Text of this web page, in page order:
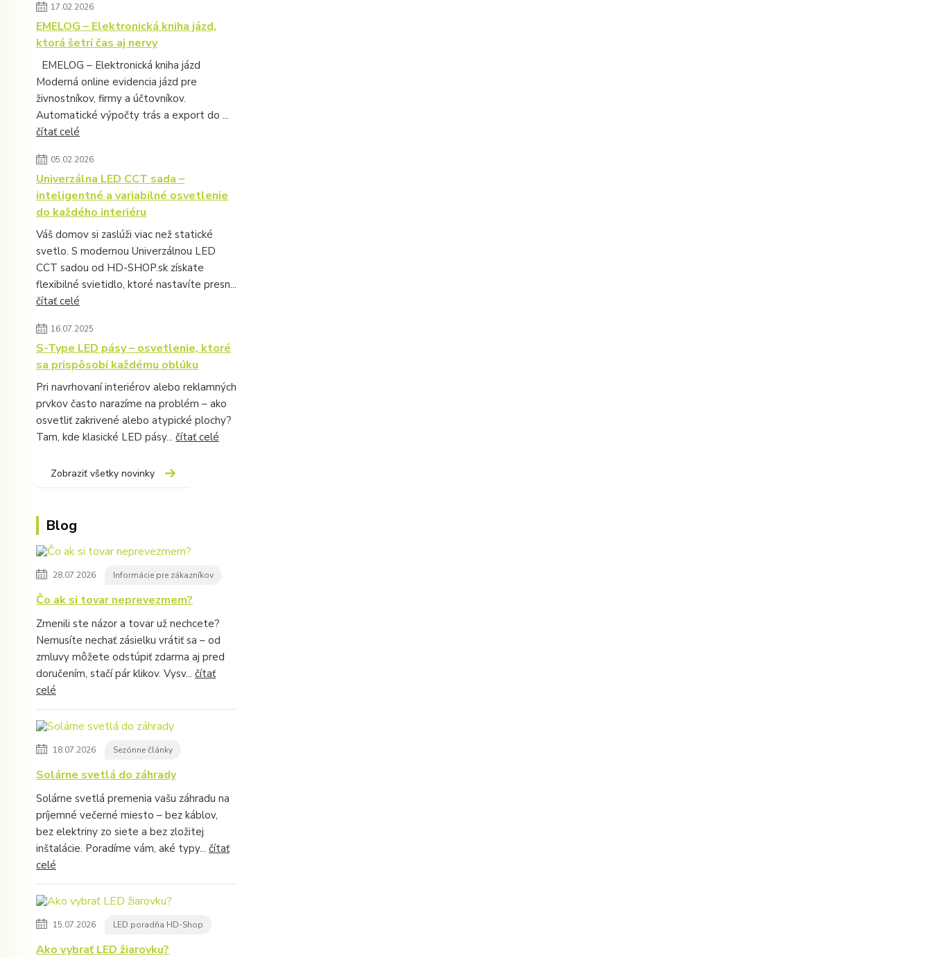
17.02.2026
EMELOG – Elektronická kniha jázd,
ktorá šetrí čas aj nervy
EMELOG – Elektronická kniha jázd
Moderná online evidencia jázd pre
živnostníkov, firmy a účtovníkov.
Automatické výpočty trás a export do ...
čítať celé
05.02.2026
Univerzálna LED CCT sada –
inteligentné a variabilné osvetlenie
do každého interiéru
Váš domov si zaslúži viac než statické
svetlo. S modernou Univerzálnou LED
CCT sadou od HD-SHOP.sk získate
flexibilné svietidlo, ktoré nastavíte presn...
čítať celé
16.07.2025
S-Type LED pásy – osvetlenie, ktoré
sa prispôsobí každému oblúku
Pri navrhovaní interiérov alebo reklamných
prvkov často narazíme na problém – ako
osvetliť zakrivené alebo atypické plochy?
Tam, kde klasické LED pásy... čítať celé
Zobraziť všetky novinky
Blog
28.07.2026 Informácie pre zákazníkov
Čo ak si tovar neprevezmem?
Zmenili ste názor a tovar už nechcete?
Nemusíte nechať zásielku vrátiť sa – od
zmluvy môžete odstúpiť zdarma aj pred
doručením, stačí pár klikov. Vysv... čítať
celé
18.07.2026 Sezónne články
Solárne svetlá do záhrady
Solárne svetlá premenia vašu záhradu na
príjemné večerné miesto – bez káblov,
bez elektriny zo siete a bez zložitej
inštalácie. Poradíme vám, aké typy... čítať
celé
15.07.2026 LED poradňa HD-Shop
Ako vybrať LED žiarovku?